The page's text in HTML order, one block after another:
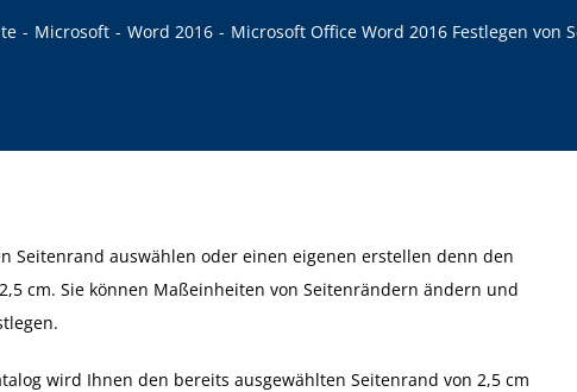
Microsoft Word 2016 Microsoft Office Word 2016 Festlegen von
Seitenrand auswählen oder einen eigenen erstellen denn den
cm. Sie können Maßeinheiten von Seitenrändern ändern und
wird Ihnen den bereits ausgewählten Seitenrand von 2,5 cm